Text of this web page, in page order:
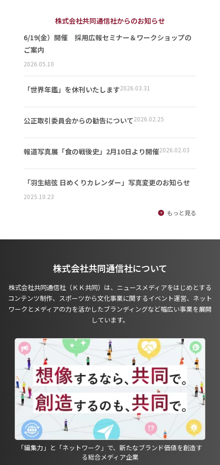
株式会社共同通信社からのお知らせ
6/19(金）開催 採用広報セミナー＆ワークショップの
ご案内
2026.05.10
「世界年鑑」を休刊いたします2026.03.31
公正取引委員会からの勧告について2026.02.25
報道写真展「食の戦後史」2月10日より開催2026.02.03
「羽生結弦 日めくりカレンダー」写真変更のお知らせ
2025.10.23
もっと見る
株式会社共同通信社について
株式会社共同通信社（ＫＫ共同）は、ニュースメディアをはじめとする
コンテンツ制作、スポーツから文化事業に関するイベント運営、ネット
ワークとメディアの力を活かしたブランディングなど幅広い事業を展開
しています。
「編集力」と「ネットワーク」で、新たなブランド価値を創造す
る総合メディア企業